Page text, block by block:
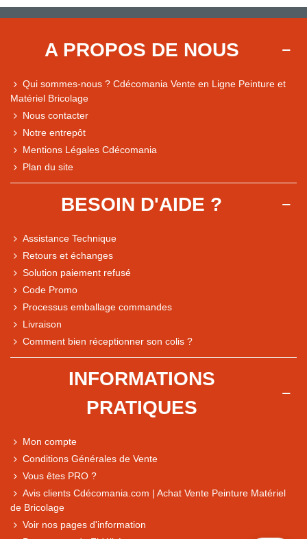
Comparaison des performances du magasin
Express, Chez vous, Point relais, Retrait magasin
A PROPOS DE NOUS
Qui sommes-nous ? Cdécomania Vente en Ligne Peinture et
Matériel Bricolage
Nous contacter
Notre entrepôt
Mentions Légales Cdécomania
Plan du site
BESOIN D'AIDE ?
Assistance Technique
Retours et échanges
Solution paiement refusé
Code Promo
Processus emballage commandes
Livraison
Comment bien réceptionner son colis ?
INFORMATIONS
PRATIQUES
Mon compte
Conditions Générales de Vente
Vous êtes PRO ?
Avis clients Cdécomania.com | Achat Vente Peinture Matériel
de Bricolage
Voir nos pages d'information